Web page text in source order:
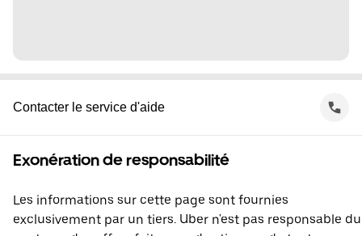
Contacter le service d'aide
Exonération de responsabilité
Les informations sur cette page sont fournies
exclusivement par un tiers. Uber n'est pas responsable du